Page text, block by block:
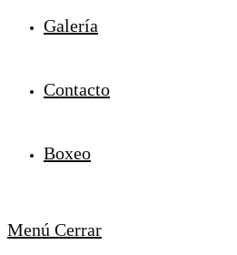
Galería
Contacto
Boxeo
Menú Cerrar